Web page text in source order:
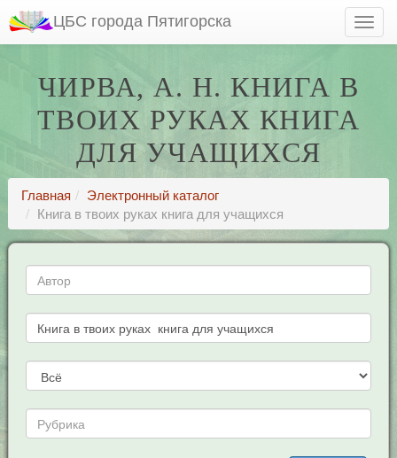
ЦБС города Пятигорска
ЧИРВА, А. Н. КНИГА В
ТВОИХ РУКАХ КНИГА
ДЛЯ УЧАЩИХСЯ
Главная
Электронный каталог
Книга в твоих руках книга для учащихся